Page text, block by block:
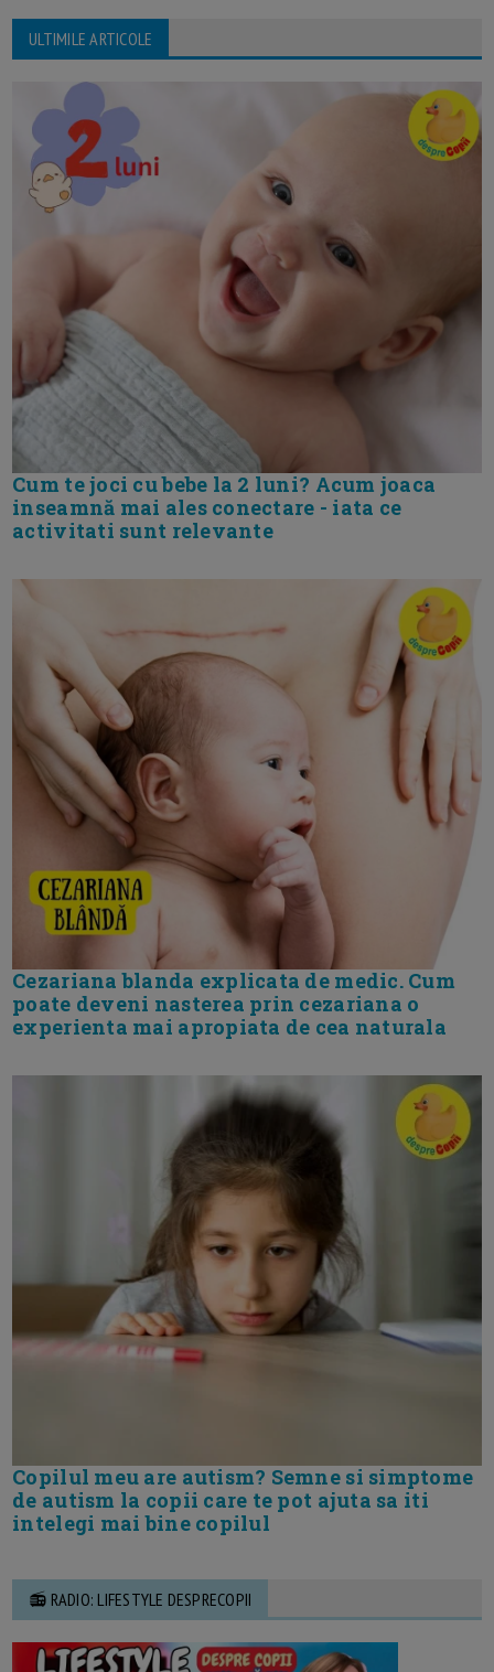
ULTIMILE ARTICOLE
Cum te joci cu bebe la 2 luni? Acum joaca
inseamnă mai ales conectare - iata ce
activitati sunt relevante
Cezariana blanda explicata de medic. Cum
poate deveni nasterea prin cezariana o
experienta mai apropiata de cea naturala
Copilul meu are autism? Semne si simptome
de autism la copii care te pot ajuta sa iti
intelegi mai bine copilul
📻 RADIO: LIFESTYLE DESPRECOPII